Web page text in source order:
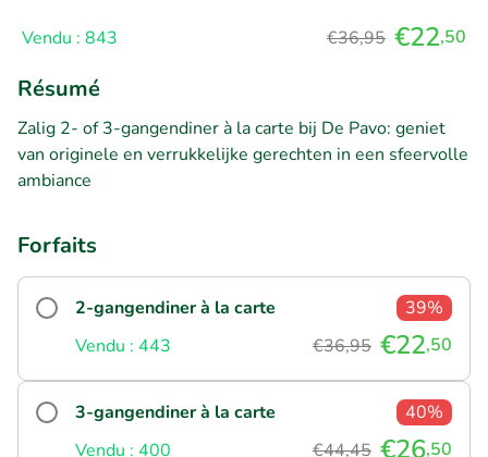
Vendu : 843 €36,95 €22,50
Résumé
Zalig 2- of 3-gangendiner à la carte bij De Pavo: geniet
van originele en verrukkelijke gerechten in een sfeervolle
ambiance
Forfaits
2-gangendiner à la carte
39%
Vendu : 443
€36,95 €22,50
3-gangendiner à la carte
40%
Vendu : 400
€44,45 €26,50